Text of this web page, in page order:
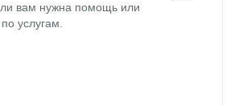
вам нужна помощь или
услугам.